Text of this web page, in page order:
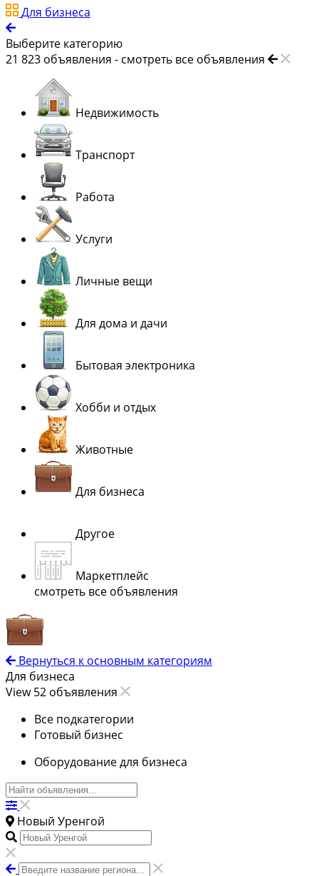
Для бизнеса
Выберите категорию
21 823 объявления - смотреть все объявления
Недвижимость
Транспорт
Работа
Услуги
Личные вещи
Для дома и дачи
Бытовая электроника
Хобби и отдых
Животные
Для бизнеса
Другое
Маркетплейс
смотреть все объявления
Вернуться к основным категориям
Для бизнеса
View 52 объявления
Все подкатегории
Готовый бизнес
Оборудование для бизнеса
Новый Уренгой